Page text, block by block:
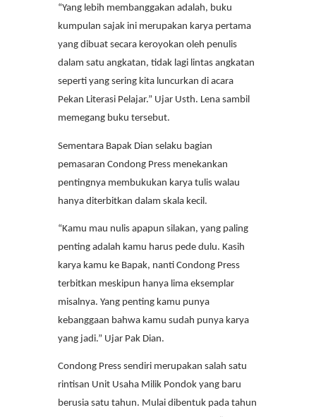
“Yang lebih membanggakan adalah, buku
kumpulan sajak ini merupakan karya pertama
yang dibuat secara keroyokan oleh penulis
dalam satu angkatan, tidak lagi lintas angkatan
seperti yang sering kita luncurkan di acara
Pekan Literasi Pelajar.” Ujar Usth. Lena sambil
memegang buku tersebut.
Sementara Bapak Dian selaku bagian
pemasaran Condong Press menekankan
pentingnya membukukan karya tulis walau
hanya diterbitkan dalam skala kecil.
“Kamu mau nulis apapun silakan, yang paling
penting adalah kamu harus pede dulu. Kasih
karya kamu ke Bapak, nanti Condong Press
terbitkan meskipun hanya lima eksemplar
misalnya. Yang penting kamu punya
kebanggaan bahwa kamu sudah punya karya
yang jadi.” Ujar Pak Dian.
Condong Press sendiri merupakan salah satu
rintisan Unit Usaha Milik Pondok yang baru
berusia satu tahun. Mulai dibentuk pada tahun